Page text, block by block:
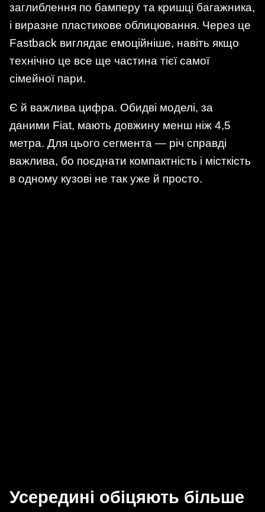
заглиблення по бамперу та кришці багажника,
і виразне пластикове облицювання. Через це
Fastback виглядає емоційніше, навіть якщо
технічно це все ще частина тієї самої
сімейної пари.
Є й важлива цифра. Обидві моделі, за
даними Fiat, мають довжину менш ніж 4,5
метра. Для цього сегмента — річ справді
важлива, бо поєднати компактність і місткість
в одному кузові не так уже й просто.
Усередині обіцяють більше